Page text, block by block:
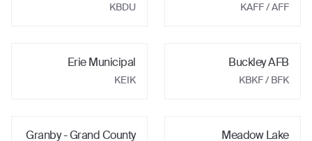
KAFF/ AFF
KBDU
Buckley AFB
KBKF/ BFK
Erie Municipal
KEIK
Meadow Lake
Granby - Grand County